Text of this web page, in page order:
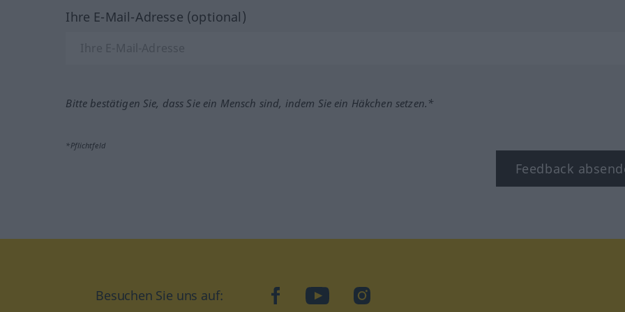
Ihre E-Mail-Adresse (optional)
Bitte bestätigen Sie, dass Sie ein Mensch sind, indem Sie ein Häkchen setzen.*
*Pflichtfeld
Feedback
Besuchen Sie uns auf: facebookYouTubeInstagram